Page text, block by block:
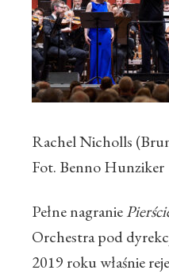
Rachel Nicholls
Fot. Benno Hunziker
Pełne nagranie
Orchestra pod
2019 roku właśnie